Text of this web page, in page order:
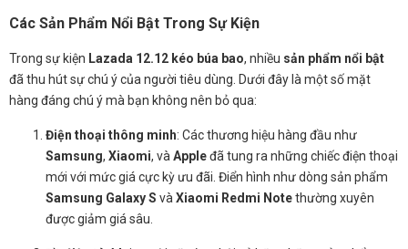
Các Sản Phẩm Nổi Bật Trong Sự Kiện
Trong sự kiện Lazada 12.12 kéo búa bao, nhiều sản phẩm nổi bật
đã thu hút sự chú ý của người tiêu dùng. Dưới đây là một số mặt
hàng đáng chú ý mà bạn không nên bỏ qua:
Điện thoại thông minh: Các thương hiệu hàng đầu như
Samsung, Xiaomi, và Appleđã tung ra những chiếc điện thoại
mới với mức giá cực kỳ ưu đãi. Điển hình như dòng sản phẩm
Samsung Galaxy S và Xiaomi Redmi Notethường xuyên
được giảm giá sâu.